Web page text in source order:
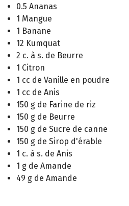
0.5 Ananas
1 Mangue
1 Banane
12 Kumquat
2 c. à s. de Beurre
1 Citron
1 cc de Vanille en poudre
1 cc de Anis
150 g de Farine de riz
150 g de Beurre
150 g de Sucre de canne
150 g de Sirop d'érable
1 c. à s. de Anis
1 g de Amande
49 g de Amande